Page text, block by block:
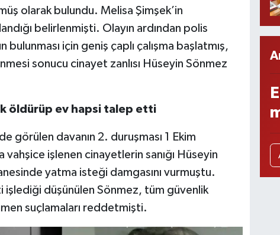
olarak bulundu. Melisa Şimşek’in
belirlenmişti. Olayın ardından polis
bulunması için geniş çaplı çalışma başlatmış,
sonucu cinayet zanlısı Hüseyin Sönmez
öldürüp ev hapsi talep etti
görülen davanın 2. duruşması 1 Ekim
işlenen cinayetlerin sanığı Hüseyin
yatma isteği damgasını vurmuştu.
işlediği düşünülen Sönmez, tüm güvenlik
suçlamaları reddetmişti.